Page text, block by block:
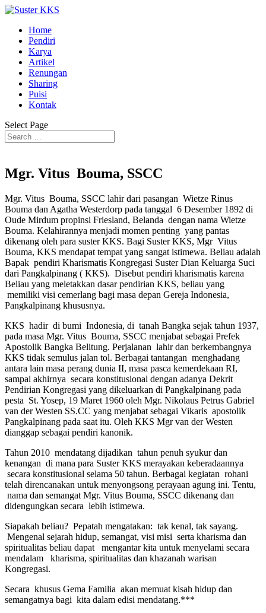
Home
Pendiri
Karya
Artikel
Renungan
Sharing
Puisi
Kontak
Select Page
Mgr. Vitus Bouma, SSCC
Mgr. Vitus Bouma, SSCC lahir dari pasangan Wietze Rinus
Bouma dan Agatha Westerdorp pada tanggal 6 Desember 1892 di
Oude Mirdum propinsi Friesland, Belanda dengan nama Wietze
Bouma. Kelahirannya menjadi momen penting yang pantas
dikenang oleh para suster KKS. Bagi Suster KKS, Mgr Vitus
Bouma, KKS mendapat tempat yang sangat istimewa. Beliau adalah
Bapak pendiri Kharismatis Kongregasi Suster Dian Keluarga Suci
dari Pangkalpinang ( KKS). Disebut pendiri kharismatis karena
Beliau yang meletakkan dasar pendirian KKS, beliau yang
memiliki visi cemerlang bagi masa depan Gereja Indonesia,
Pangkalpinang khususnya.
KKS hadir di bumi Indonesia, di tanah Bangka sejak tahun 1937,
pada masa Mgr. Vitus Bouma, SSCC menjabat sebagai Prefek
Apostolik Bangka Belitung. Perjalanan lahir dan berkembangnya
KKS tidak semulus jalan tol. Berbagai tantangan menghadang
antara lain masa perang dunia II, masa pasca kemerdekaan RI,
sampai akhirnya secara konstitusional dengan adanya Dekrit
Pendirian Kongregasi yang dikeluarkan di Pangkalpinang pada
pesta St. Yosep, 19 Maret 1960 oleh Mgr. Nikolaus Petrus Gabriel
van der Westen SS.CC yang menjabat sebagai Vikaris apostolik
Pangkalpinang pada saat itu. Oleh KKS Mgr van der Westen
dianggap sebagai pendiri kanonik.
Tahun 2010 mendatang dijadikan tahun penuh syukur dan
kenangan di mana para Suster KKS merayakan keberadaannya
secara konstitusional selama 50 tahun. Berbagai kegiatan rohani
telah direncanakan untuk menyongsong perayaan agung ini. Tentu,
nama dan semangat Mgr. Vitus Bouma, SSCC dikenang dan
didengungkan secara lebih istimewa.
Siapakah beliau? Pepatah mengatakan: tak kenal, tak sayang.
Mengenal sejarah hidup, semangat, visi misi serta kharisma dan
spiritualitas beliau dapat mengantar kita untuk menyelami secara
mendalam kharisma, spiritualitas dan khazanah warisan
Kongregasi.
Secara khusus Gema Familia akan memuat kisah hidup dan
semangatnya bagi kita dalam edisi mendatang.***